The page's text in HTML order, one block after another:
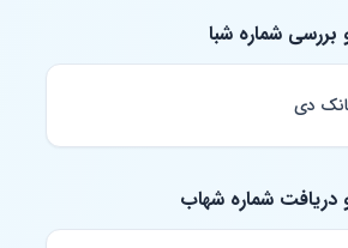
بررسی شماره شبا
دی
دریافت شماره شهاب